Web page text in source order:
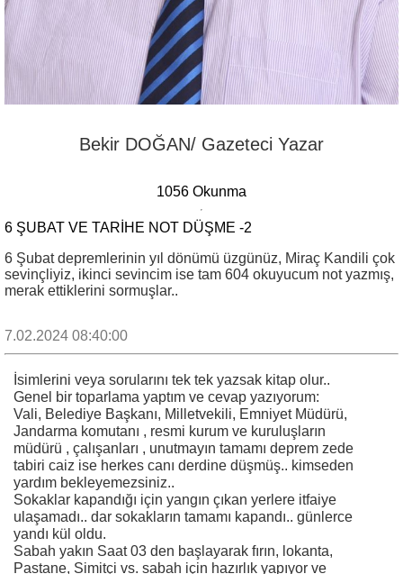
Bekir DOĞAN/ Gazeteci Yazar
1056 Okunma
6 ŞUBAT VE TARIHE NOT DÜŞME -2
6 Şubat depremlerinin yıl dönümü üzgünüz, Miraç Kandili çok
sevinçliyiz, ikinci sevincim ise tam 604 okuyucum not yazmış,
merak ettiklerini sormuşlar..
7.02.2024 08:40:00
İsimlerini veya sorularını tek tek yazsak kitap olur..
Genel bir toparlama yaptım ve cevap yazıyorum:
Vali, Belediye Başkanı, Milletvekili, Emniyet Müdürü,
Jandarma komutanı , resmi kurum ve kuruluşların
müdürü , çalışanları , unutmayın tamamı deprem zede
tabiri caiz ise herkes canı derdine düşmüş.. kimseden
yardım bekleyemezsiniz..
Sokaklar kapandığı için yangın çıkan yerlere itfaiye
ulaşamadı.. dar sokakların tamamı kapandı.. günlerce
yandı kül oldu.
Sabah yakın Saat 03 den başlayarak fırın, lokanta,
Pastane, Simitçi vs. sabah için hazırlık yapıyor ve